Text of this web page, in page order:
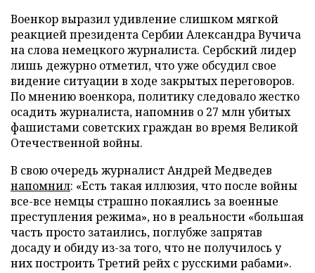
Военкор выразил удивление слишком мягкой
реакцией президента Сербии Александра Вучича
на слова немецкого журналиста. Сербский лидер
лишь дежурно отметил, что уже обсудил свое
видение ситуации в ходе закрытых переговоров.
По мнению военкора, политику следовало жестко
осадить журналиста, напомнив о 27 млн убитых
фашистами советских граждан во время Великой
Отечественной войны.
В свою очередь журналист Андрей Медведев
напомнил: «Есть такая иллюзия, что после войны
все-все немцы страшно покаялись за военные
преступления режима», но в реальности «большая
часть просто затаились, поглубже запрятав
досаду и обиду из-за того, что не получилось у
них построить Третий рейх с русскими рабами».